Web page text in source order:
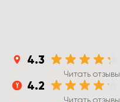
4.3
Читать отзывы
4.2
Читать отзывы